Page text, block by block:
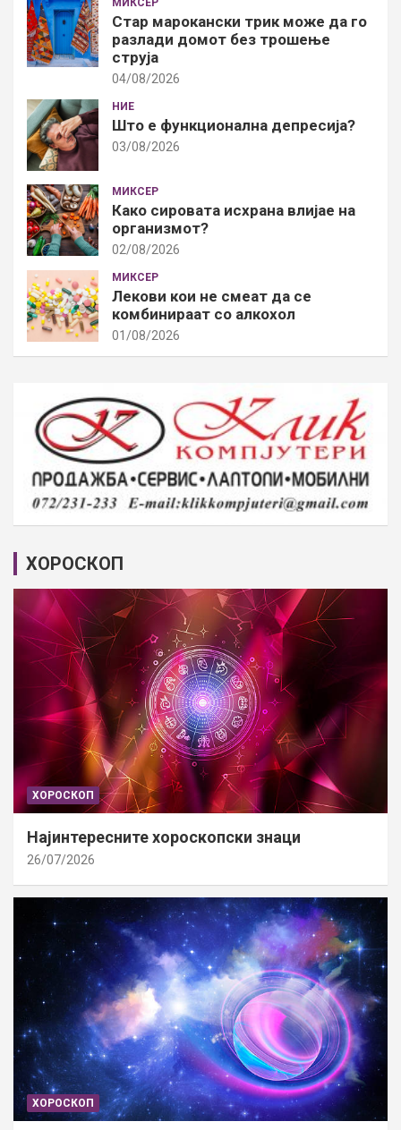
МИКСЕР
Стар марокански трик може да го
разлади домот без трошење
струја
04/08/2026
НИЕ
Што е функционална депресија?
03/08/2026
МИКСЕР
Како сировата исхрана влијае на
организмот?
02/08/2026
МИКСЕР
Лекови кои не смеат да се
комбинираат со алкохол
01/08/2026
ХОРОСКОП
ХОРОСКОП
Најинтересните хороскопски знаци
26/07/2026
ХОРОСКОП